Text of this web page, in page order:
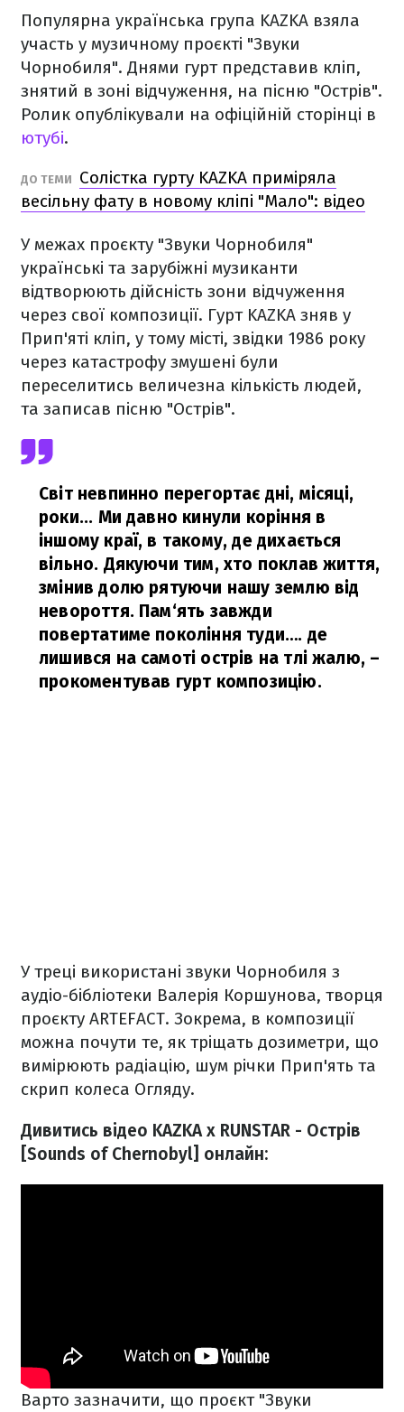
Популярна українська група KAZKA взяла
участь у музичному проєкті "Звуки
Чорнобиля". Днями гурт представив кліп,
знятий в зоні відчуження, на пісню "Острів".
Ролик опублікували на офіційній сторінці в
ютубі.
ДО ТЕМИ
Солістка гурту KAZKA приміряла
весільну фату в новому кліпі "Мало": відео
У межах проєкту "Звуки Чорнобиля"
українські та зарубіжні музиканти
відтворюють дійсність зони відчуження
через свої композиції. Гурт KAZKA зняв у
Прип'яті кліп, у тому місті, звідки 1986 року
через катастрофу змушені були
переселитись величезна кількість людей,
та записав пісню "Острів".
Світ невпинно перегортає дні, місяці,
роки... Ми давно кинули коріння в
іншому краї, в такому, де дихається
вільно. Дякуючи тим, хто поклав життя,
змінив долю рятуючи нашу землю від
невороття. Пам‘ять завжди
повертатиме покоління туди…. де
лишився на самоті острів на тлі жалю, –
прокоментував гурт композицію.
У треці використані звуки Чорнобиля з
аудіо-бібліотеки Валерія Коршунова, творця
проєкту ARTEFACT. Зокрема, в композиції
можна почути те, як тріщать дозиметри, що
вимірюють радіацію, шум річки Прип'ять та
скрип колеса Огляду.
Дивитись відео KAZKA x RUNSTAR - Острів
[Sounds of Chernobyl] онлайн:
Варто зазначити, що проєкт "Звуки